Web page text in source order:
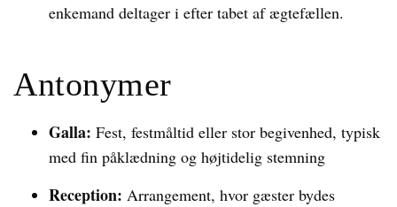
enkemand deltager i efter tabet af ægtefællen.
Antonymer
Galla: Fest, festmåltid eller stor begivenhed, typisk
med fin påklædning og højtidelig stemning
Reception: Arrangement, hvor gæster bydes